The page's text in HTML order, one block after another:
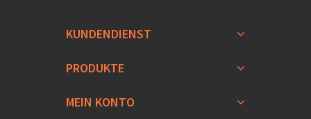
KUNDENDIENST
PRODUKTE
MEIN KONTO